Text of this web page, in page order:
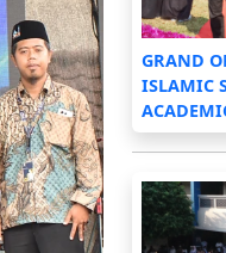
GRAND
ISLAMIC